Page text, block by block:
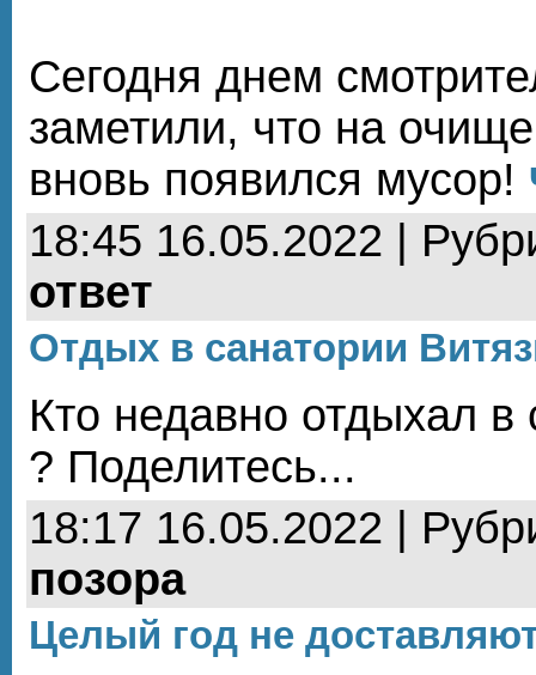
Сегодня днем
заметили, что на
вновь появился мусор!
18:45 16.05.2022 |
ответ
Отдых в санатории
Кто недавно отдыхал в
? Поделитесь...
18:17 16.05.2022 |
позора
Целый год не